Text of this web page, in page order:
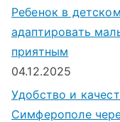
Ребенок в
адаптировать
приятным
04.12.2025
Удобство и
Симферополе